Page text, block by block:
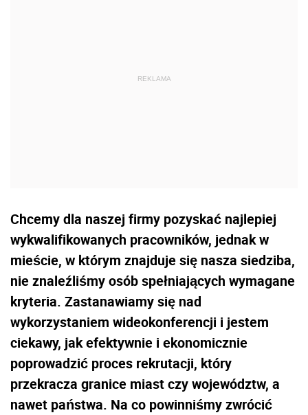
Chcemy dla naszej firmy pozyskać najlepiej
wykwalifikowanych pracowników, jednak w
mieście, w którym znajduje się nasza siedziba,
nie znaleźliśmy osób spełniających wymagane
kryteria. Zastanawiamy się nad
wykorzystaniem wideokonferencji i jestem
ciekawy, jak efektywnie i ekonomicznie
poprowadzić proces rekrutacji, który
przekracza granice miast czy województw, a
nawet państwa. Na co powinniśmy zwrócić